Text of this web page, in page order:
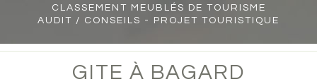
CLASSEMENT
MEUBLÉS DE TOURISME
AUDIT / CONSEILS - PROJET TOURISTIQUE
GITE À BAGARD